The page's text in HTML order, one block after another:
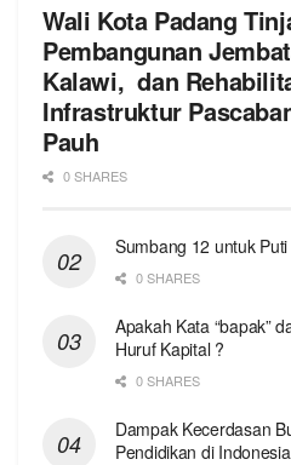
Wali Kota Padang
Pembangunan
Kalawi, dan
Infrastruktur
Pauh
0 SHARES
Sumbang 12 untuk
0 SHARES
Apakah Kata “bapak”
Huruf Kapital ?
0 SHARES
Dampak Kecerdasan
Pendidikan di Indonesia